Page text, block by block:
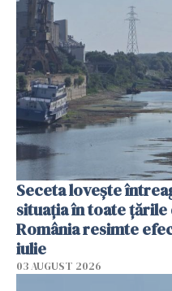
Seceta lovește
situația în toate
România resimte
iulie
03 AUGUST 2026